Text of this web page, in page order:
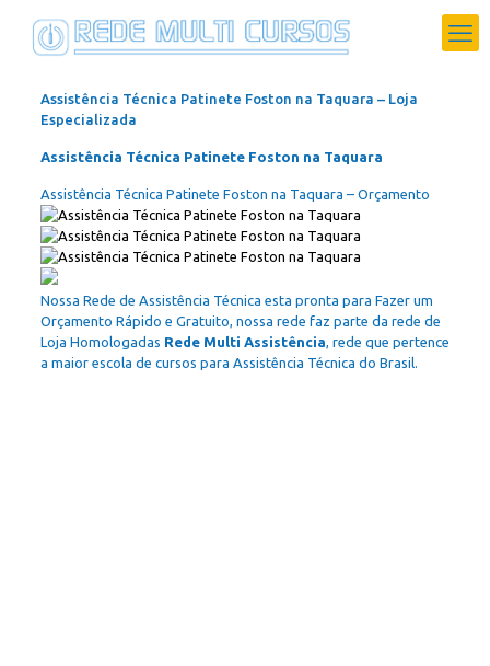
Assistência Técnica Patinete Foston na Taquara – Loja
Especializada
Assistência Técnica Patinete Foston na Taquara
Assistência Técnica Patinete Foston na Taquara – Orçamento
Nossa Rede de Assistência Técnica esta pronta para Fazer um
Orçamento Rápido e Gratuito, nossa rede faz parte da rede de
Loja Homologadas Rede Multi Assistência, rede que pertence
a maior escola de cursos para Assistência Técnica do Brasil.